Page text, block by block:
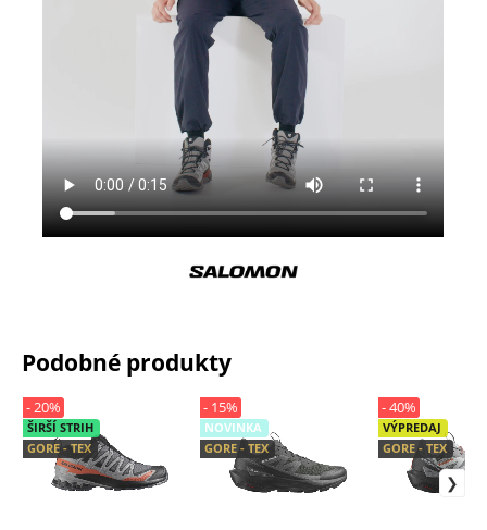
Podobné produkty
ŠIRŠÍ STRIH
GORE - TEX
- 20%
NOVINKA
GORE - TEX
- 15%
VÝPREDAJ
GORE - TEX
- 40%